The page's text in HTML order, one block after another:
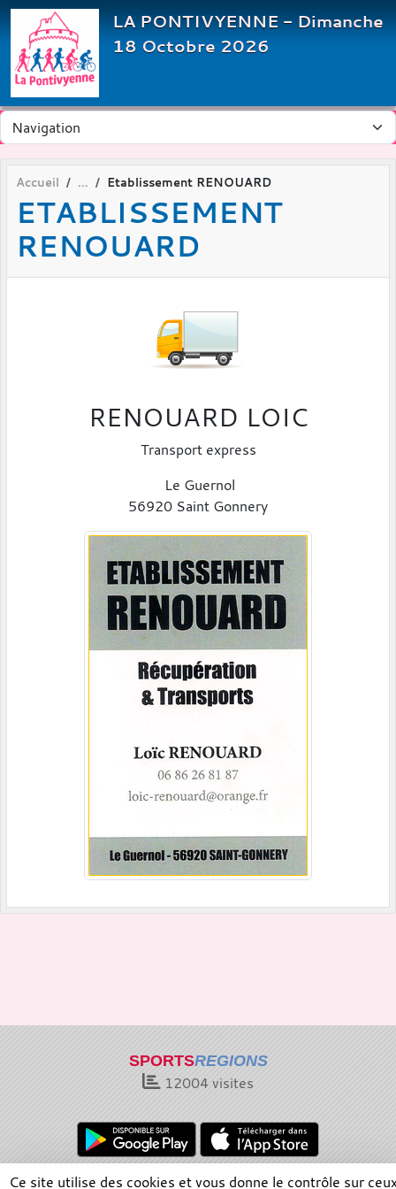
LA PONTIVYENNE - Dimanche
18 Octobre 2026
Accueil Etablissement RENOUARD
ETABLISSEMENT
RENOUARD
RENOUARD LOIC
Transport express
Le Guernol
56920 Saint Gonnery
SPORTSREGIONS
12004visites
Charte cookies Gestion des cookies
Panneau de gestion des cookies
Ce site utilise des cookies et vous donne le contrôle sur